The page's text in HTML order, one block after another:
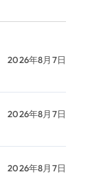
2026年8月7日
2026年8月7日
2026年8月7日